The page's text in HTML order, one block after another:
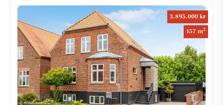
3.895.000 kr
157 m2